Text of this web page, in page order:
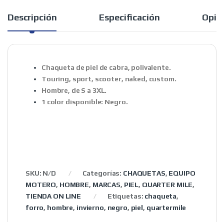
Descripción Especificación
Chaqueta de piel de cabra, polivalente.
Touring, sport, scooter, naked, custom.
Hombre, de S a 3XL.
1 color disponible: Negro.
SKU: N/D Categorías: CHAQUETAS, EQUIPO
MOTERO, HOMBRE, MARCAS, PIEL, QUARTER MILE,
TIENDA ON LINE
Etiquetas: chaqueta,
forro, hombre, invierno, negro, piel, quartermile